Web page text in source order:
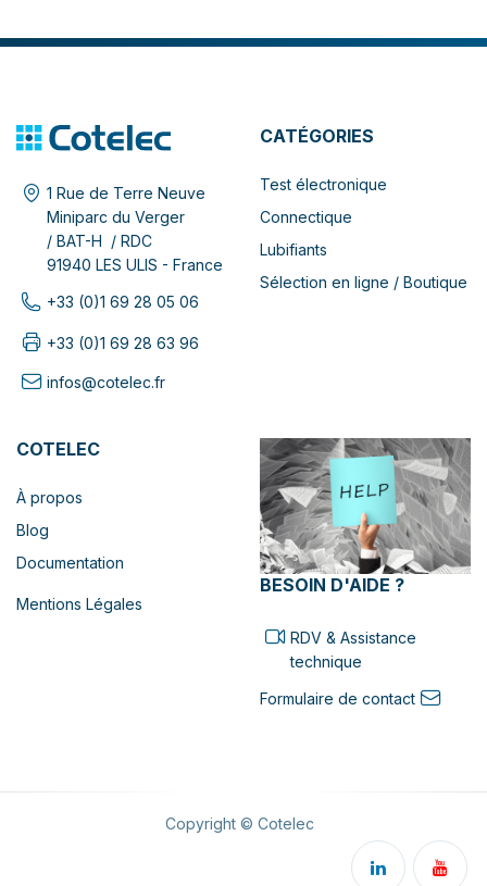
1 Rue de Terre Neuve
Miniparc du Verger
/ BAT-H / RDC
91940 LES ULIS - France
+33 (0)1 69 28 05 06
+33 (0)1 69 28 63 96
infos@cotelec.fr
CATÉGORIES
Test électronique
Connectique
Lubifiants
Sélection en ligne / Boutique
COTELEC
À propos
Blog
Documentation
Mentions Légales
BESOIN D'AIDE ?
RDV & Assistance
technique
Formulaire de contact
Copyright © Cotelec